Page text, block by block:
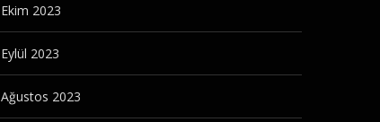
Ekim 2023
Eylül 2023
Ağustos 2023